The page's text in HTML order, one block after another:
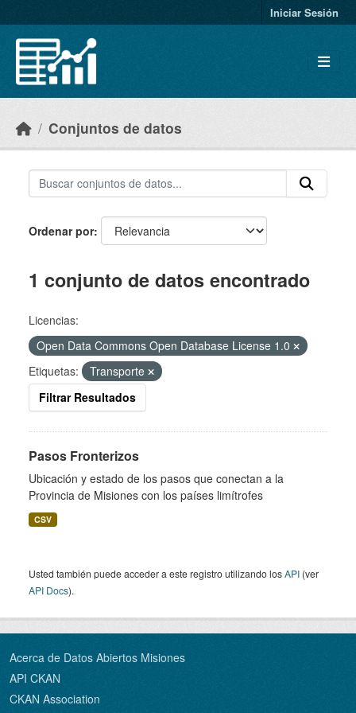
Iniciar Sesión
Conjuntos de datos
Ordenar por
1 conjunto de datos encontrado
Licencias:
Open Data Commons Open Database License 1.0
Etiquetas:
Transporte
Filtrar Resultados
Pasos Fronterizos
Ubicación y estado de los pasos que conectan a la
Provincia de Misiones con los países limítrofes
CSV
Usted también puede acceder a este registro utilizando losAPI (ver
API Docs).
Acerca de Datos Abiertos Misiones
API CKAN
CKAN Association